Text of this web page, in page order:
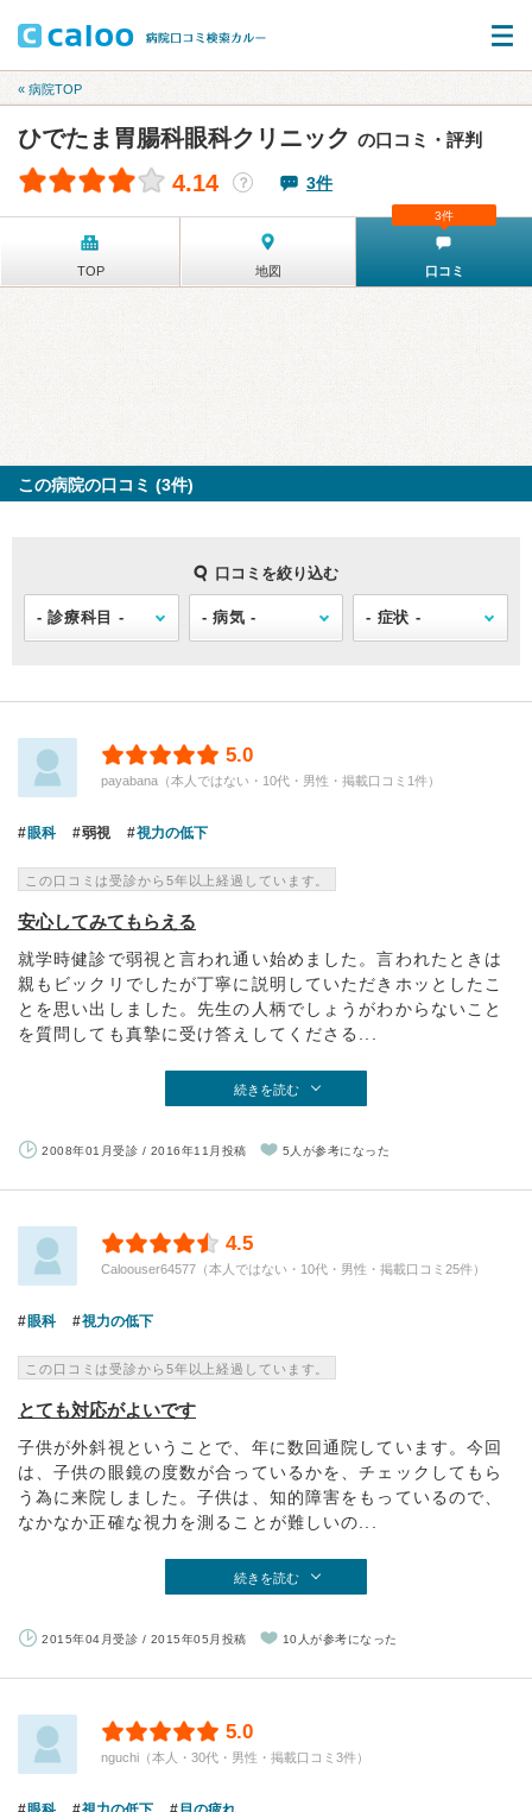
« 病院TOP
ひでたま胃腸科眼科クリニック の口コミ・評判
4.14 ？ 3件
TOP 地図 口コミ
3件
この病院の口コミ (3件)
口コミを絞り込む
5.0
payabana（本人ではない・10代・男性・掲載口コミ1件）
眼科 弱視 視力の低下
この口コミは受診から5年以上経過しています。
安心してみてもらえる
就学時健診で弱視と言われ通い始めました。言われたときは
親もビックリでしたが丁寧に説明していただきホッとしたこ
とを思い出しました。先生の人柄でしょうがわからないこと
を質問しても真摯に受け答えしてくださる...
続きを読む
2008年01月受診 / 2016年11月投稿 5人が参考になった
4.5
Caloouser64577（本人ではない・10代・男性・掲載口コミ25件）
眼科 視力の低下
この口コミは受診から5年以上経過しています。
とても対応がよいです
子供が外斜視ということで、年に数回通院しています。今回
は、子供の眼鏡の度数が合っているかを、チェックしてもら
う為に来院しました。子供は、知的障害をもっているので、
なかなか正確な視力を測ることが難しいの...
続きを読む
2015年04月受診 / 2015年05月投稿 10人が参考になった
5.0
nguchi（本人・30代・男性・掲載口コミ3件）